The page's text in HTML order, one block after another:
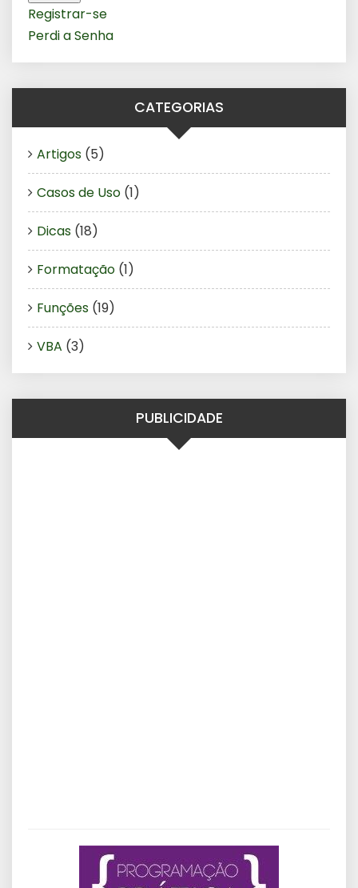
Registrar-se
Perdi a Senha
CATEGORIAS
Artigos (5)
Casos de Uso (1)
Dicas (18)
Formatação (1)
Funções (19)
VBA (3)
PUBLICIDADE